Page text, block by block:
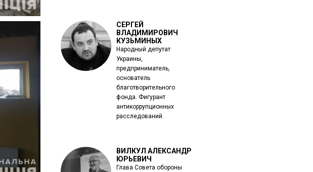
СЕРГЕЙ
ВЛАДИМИРОВИЧ
КУЗЬМИНЫХ
Народный депутат
Украины,
предприниматель,
основатель
благотворительного
фонда. Фигурант
антикоррупционных
расследований.
ВИЛКУЛ АЛЕКСАНДР
ЮРЬЕВИЧ
Глава Совета обороны